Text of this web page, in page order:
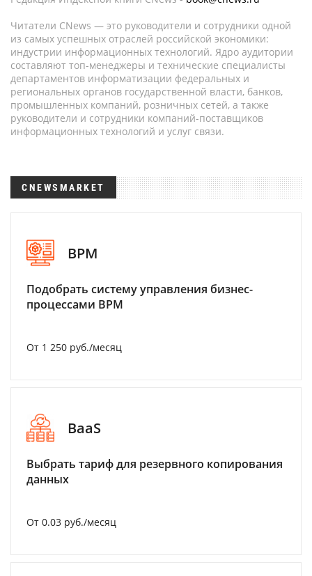
Читатели CNews — это руководители и сотрудники одной
из самых успешных отраслей российской экономики:
индустрии информационных технологий. Ядро аудитории
составляют топ-менеджеры и технические специалисты
департаментов информатизации федеральных и
региональных органов государственной власти, банков,
промышленных компаний, розничных сетей, а также
руководители и сотрудники компаний-поставщиков
информационных технологий и услуг связи.
CNEWSMARKET
BPM
Подобрать систему управления бизнес-
процессами BPM
От 1 250 руб./месяц
BaaS
Выбрать тариф для резервного копирования
данных
От 0.03 руб./месяц